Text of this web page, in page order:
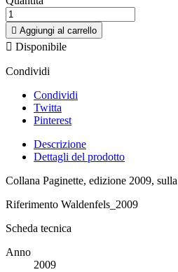
 Aggiungi al carrello
 Disponibile
Condividi
Condividi
Twitta
Pinterest
Descrizione
Dettagli del prodotto
Collana Paginette, edizione 2009, sulla
Riferimento Waldenfels_2009
Scheda tecnica
Anno
2009